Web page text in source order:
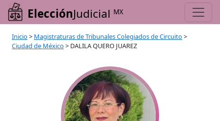
ElecciónJudicial MX
Inicio > Magistraturas de Tribunales Colegiados de Circuito >
Ciudad de México > DALILA QUERO JUAREZ